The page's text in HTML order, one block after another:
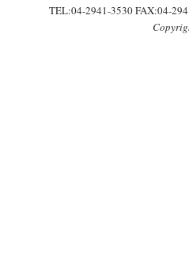
TEL:04-2941-3530 FAX:04-